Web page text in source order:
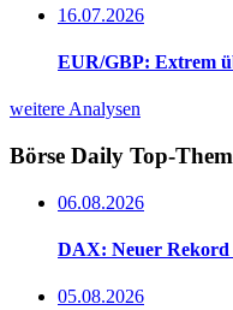
16.07.2026
EUR/GBP: Extrem
weitere Analysen
Börse Daily Top-
06.08.2026
DAX: Neuer Rekord
05.08.2026